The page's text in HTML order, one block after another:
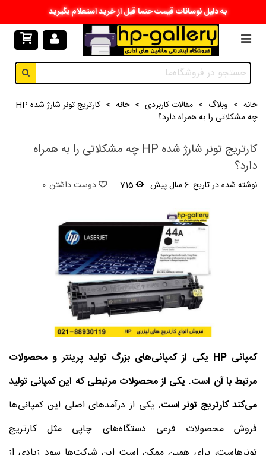
به دلیل نوسانات قیمت حتما قبل از خرید استعلام بگیرید
خانه > وبلاگ > مقالات کاربردی > خانه >
کارتریج تونر شارژ شده HP
چه مشکلاتی را به همراه دارد؟
کارتریج تونر شارژ شده HP چه مشکلاتی را به همراه
دارد؟
نوشته شده در تاریخ 6 سال پیش 715 دوست داشتن 0
کمپانیHP یکی از کمپانی‌های بزرگ تولید پرینتر و محصولات
مرتبط با آن است. یکی از محصولات مرتبطی که این کمپانی تولید
می‌کند کارتریج تونر است. یکی از درآمدهای اصلی این کمپانی‌ها
فروش محصولات فرعی دستگاه‌های چاپی مثل کارتریج